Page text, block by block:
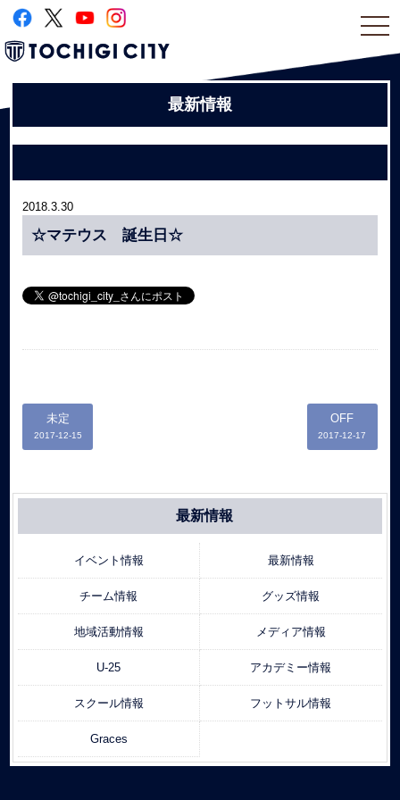
最新情報
2018.3.30
☆マテウス 誕生日☆
未定
2017-12-15
OFF
2017-12-17
最新情報
イベント情報 最新情報
チーム情報 グッズ情報
地域活動情報 メディア情報
U-25 アカデミー情報
スクール情報 フットサル情報
Graces